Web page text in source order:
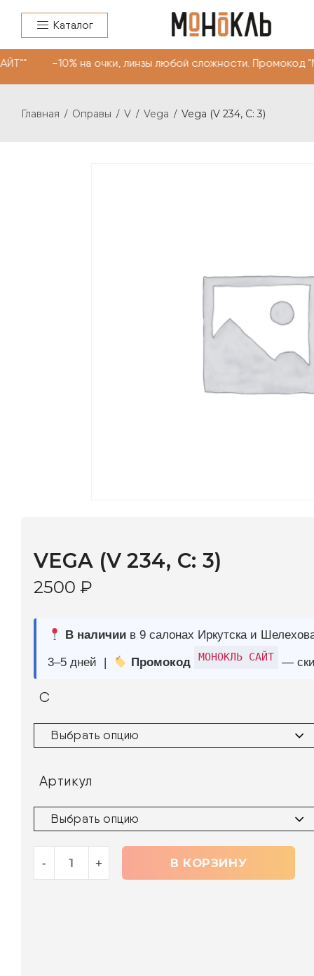
Каталог
на очки, линзы любой сложности.
Главная / Оправы / V / Vega / Vega (V 234, С: 3)
3–5 дней | Промокод
С